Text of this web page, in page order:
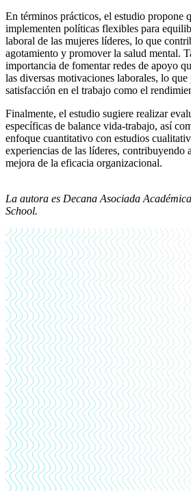
En términos prácticos, el estudio propone
implementen políticas flexibles para
laboral de las mujeres líderes, lo que
agotamiento y promover la salud mental.
importancia de fomentar redes de apoyo
las diversas motivaciones laborales, lo que
satisfacción en el trabajo como el
Finalmente, el estudio sugiere realizar
específicas de balance vida-trabajo, así
enfoque cuantitativo con estudios
experiencias de las líderes, contribuyendo
mejora de la eficacia organizacional.
La autora es Decana Asociada
School.